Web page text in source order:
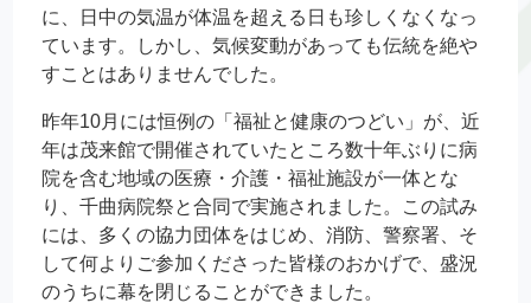
に、日中の気温が体温を超える日も珍しくなくなっ
ています。しかし、気候変動があっても伝統を絶や
すことはありませんでした。
昨年10月には恒例の「福祉と健康のつどい」が、近
年は茂来館で開催されていたところ数十年ぶりに病
院を含む地域の医療・介護・福祉施設が一体とな
り、千曲病院祭と合同で実施されました。この試み
には、多くの協力団体をはじめ、消防、警察署、そ
して何よりご参加くださった皆様のおかげで、盛況
のうちに幕を閉じることができました。